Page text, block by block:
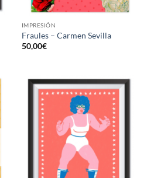
IMPRESIÓN
Fraules – Carmen Sevilla
50,00€